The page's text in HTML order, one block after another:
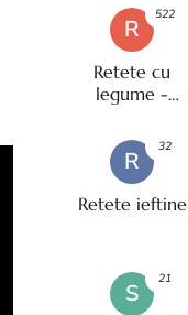
R
Retete cu
legume -
522
R
Retete ieftine
32
S
21